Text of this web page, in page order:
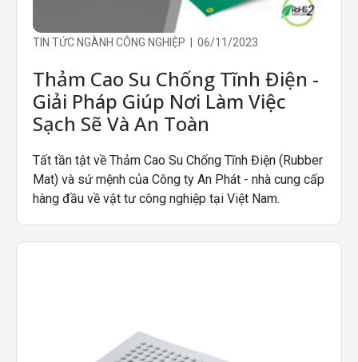
TIN TỨC NGÀNH CÔNG NGHIỆP | 06/11/2023
Thảm Cao Su Chống Tĩnh Điện -
Giải Pháp Giúp Nơi Làm Việc
Sạch Sẽ Và An Toàn
Tất tần tật về Thảm Cao Su Chống Tĩnh Điện (Rubber
Mat) và sứ mệnh của Công ty An Phát - nhà cung cấp
hàng đầu về vật tư công nghiệp tại Việt Nam.